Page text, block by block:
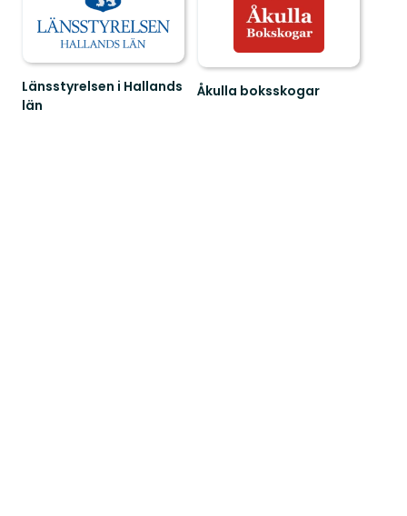
Länsstyrelsen i Hallands
län
Åkulla boksskogar